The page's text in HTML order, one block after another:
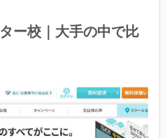
ー校｜大手の中で比